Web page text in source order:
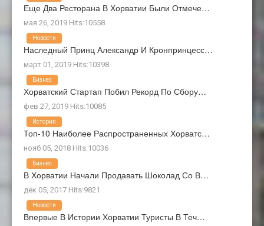
Еще Два Ресторана В Хорватии Были Отмече…
мая 26, 2019 Hits:10558
Наследный Принц Александр И Кронпринцесс…
март 01, 2019 Hits:10398
Новости
Хорватский Стартап Побил Рекорд По Сбору…
фев 27, 2019 Hits:10085
Бизнес
Топ-10 Наиболее Распространенных Хорватс…
нояб 05, 2018 Hits:10036
История
В Хорватии Начали Продавать Шоколад Со В…
дек 05, 2017 Hits:9821
Бизнес
Впервые В Истории Хорватии Туристы В Теч…
Новости